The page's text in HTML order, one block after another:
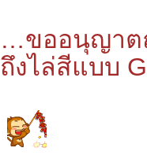
…ขออนุญาต
ถึงไล่สีแบบ